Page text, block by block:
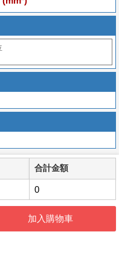
合計金額
0
加入購物車